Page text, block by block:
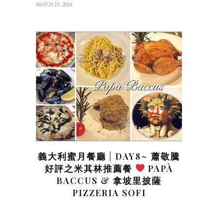
MARCH 19, 2014
義大利蜜月餐廳 | DAY8~ 蕭敬騰
好評之米其林推薦餐
PAPÀ
BACCUS & 拿坡里披薩
PIZZERIA SOFI